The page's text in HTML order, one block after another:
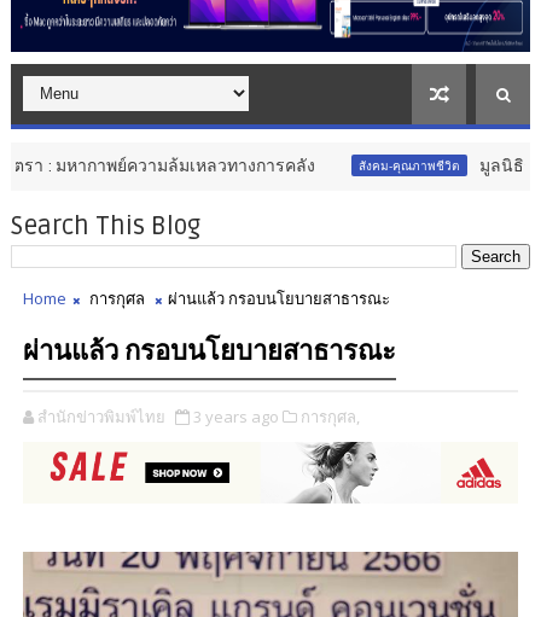
ความล้มเหลวทางการคลัง สังคม-คุณภาพชีวิต มูลนิธิกองทุนนิยมไทย
Search This Blog
Home การกุศล ผ่านแล้ว กรอบนโยบายสาธารณะ
ผ่านแล้ว กรอบนโยบายสาธารณะ
สำนักข่าวพิมพ์ไทย 3 years ago การกุศล,